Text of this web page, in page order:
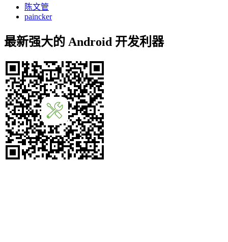
陈文管
paincker
最新强大的 Android 开发利器